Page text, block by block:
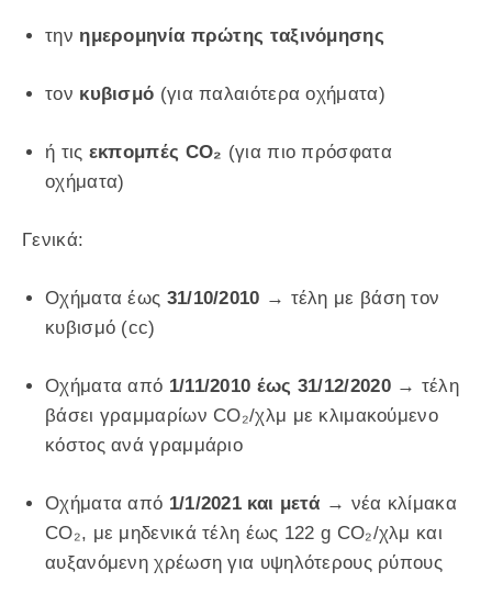
την ημερομηνία πρώτης ταξινόμησης
τον κυβισμό (για παλαιότερα οχήματα)
ή τις εκπομπές CO₂ (για πιο πρόσφατα
οχήματα)
Γενικά:
Οχήματα έως 31/10/2010 → τέλη με βάση τον
κυβισμό (cc)
Οχήματα από 1/11/2010 έως 31/12/2020→ τέλη
βάσει γραμμαρίων CO₂/χλμ με κλιμακούμενο
κόστος ανά γραμμάριο
Οχήματα από 1/1/2021 και μετά → νέα κλίμακα
CO₂, με μηδενικά τέλη έως 122 g CO₂/χλμ και
αυξανόμενη χρέωση για υψηλότερους ρύπους